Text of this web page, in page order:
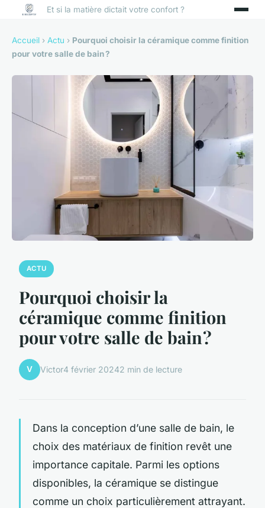
Et si la matière dictait votre confort ?
Accueil › Actu › Pourquoi choisir la céramique comme finition
pour votre salle de bain ?
ACTU
Pourquoi choisir la
céramique comme finition
pour votre salle de bain ?
V Victor4 février 20242 min de lecture
Dans la conception d’une salle de bain, le
choix des matériaux de finition revêt une
importance capitale. Parmi les options
disponibles, la céramique se distingue
comme un choix particulièrement attrayant.